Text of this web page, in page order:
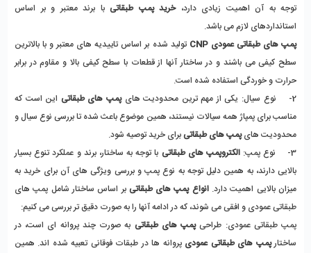
توجه به آن اهمیت زیادی دارد، خرید پمپ طبقاتی
استانداردهای لازم می باشد.
پمپ های طبقاتی عمودی CNP
حرارت و خوردگی استفاده شده است.
2-    نوع سیال: یکی از مهم ترین محدودیت های
پمپ های طبقاتی
محدودیت های پمپ های طبقاتی برای خرید توصیه شود.
3-    نوع پمپ:
الکتروپمپ های طبقاتی
میزان بالایی اهمیت دارد. انواع پمپ های طبقاتی
طبقاتی عمودی و افقی می شوند، که در ادامه آنها را به صورت دقیق تر بررسی می کنیم:
پمپ طبقاتی عمودی: طراحی پمپ های طبقاتی
ساختار پمپ های طبقاتی عمودی